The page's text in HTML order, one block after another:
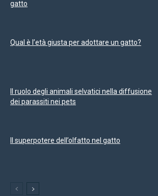
gatto
Qual è l’età giusta per adottare un gatto?
Il ruolo degli animali selvatici nella diffusione
dei parassiti nei pets
Il superpotere dell’olfatto nel gatto